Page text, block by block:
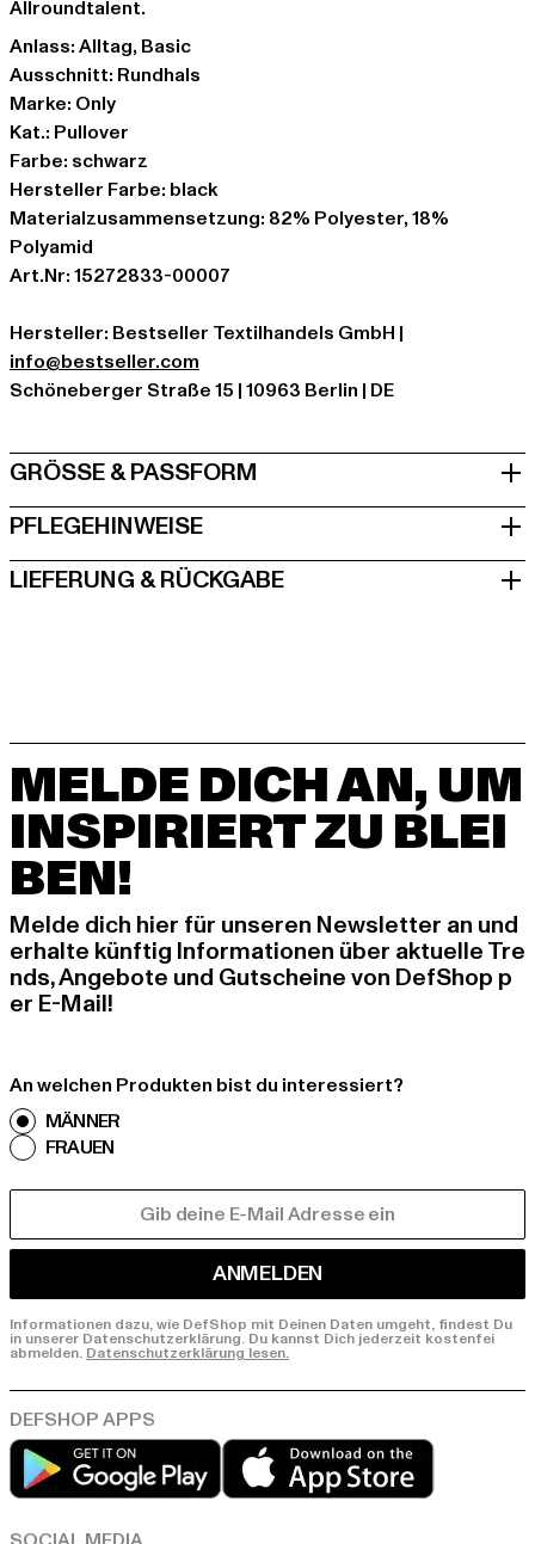
Allroundtalent.
Anlass: Alltag, Basic
Ausschnitt: Rundhals
Marke: Only
Kat.: Pullover
Farbe: schwarz
Hersteller Farbe: black
Materialzusammensetzung: 82% Polyester, 18%
Polyamid
Art.Nr: 15272833-00007
Hersteller: Bestseller Textilhandels GmbH |
info@bestseller.com
Schöneberger Straße 15 | 10963 Berlin | DE
GRÖSSE & PASSFORM
PFLEGEHINWEISE
LIEFERUNG & RÜCKGABE
MELDE DICH AN, UM
INSPIRIERT ZU BLEI
BEN!
Melde dich hier für unseren Newsletter an und
erhalte künftig Informationen über aktuelle Tre
nds, Angebote und Gutscheine von DefShop p
er E-Mail!
An welchen Produkten bist du interessiert?
MÄNNER
FRAUEN
ANMELDEN
Informationen dazu, wie DefShop mit Deinen Daten umgeht, findest Du
in unserer Datenschutzerklärung. Du kannst Dich jederzeit kostenfei
abmelden. Datenschutzerklärung lesen.
Play market
App store